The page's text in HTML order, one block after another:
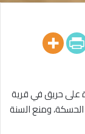
على حريق في قرية
ومنع السنة